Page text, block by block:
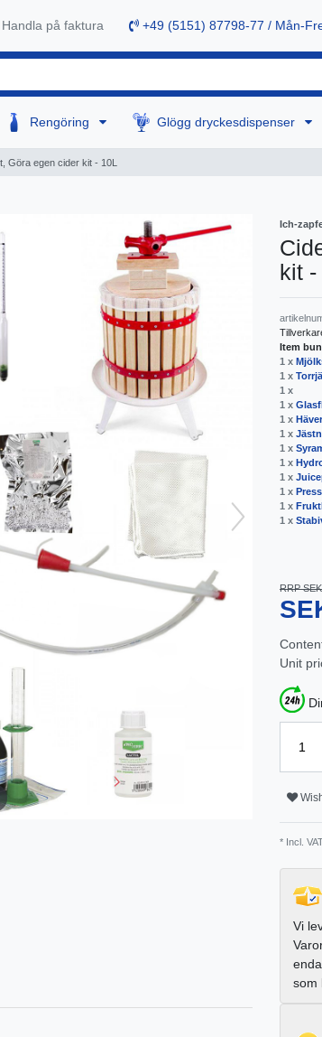
Handla på faktura +49 (5151) 87798-77 / Mån-
Rengöring Glögg dryckesdispenser
Göra egen cider kit - 10L
Ich-
kit -
Item
1 x
1 x
1 x
1 x
1 x
1 x
1 x
1 x
1 x
1 x
1 x
1 x
RRP
Unit
* Incl.
Vi
som